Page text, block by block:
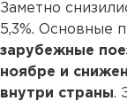
Заметно
5,3%. Основные
зарубежные
ноябре и
внутри страны.